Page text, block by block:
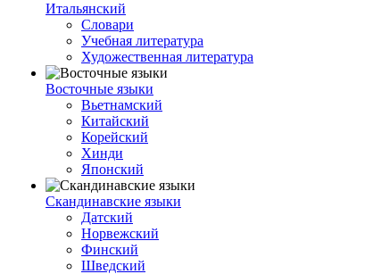
Итальянский
Словари
Учебная литература
Художественная литература
Восточные языки
Вьетнамский
Китайский
Корейский
Хинди
Японский
Скандинавские языки
Датский
Норвежский
Финский
Шведский